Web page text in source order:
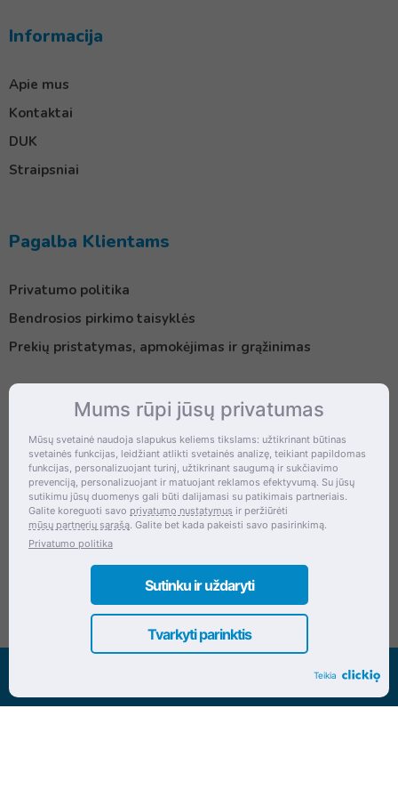
Informacija
Apie mus
Kontaktai
DUK
Straipsniai
Pagalba Klientams
Privatumo politika
Bendrosios pirkimo taisyklės
Prekių pristatymas, apmokėjimas ir grąžinimas
Kontaktai
Šventupės g. 28, Kaunas, Lietuva
+370 (672) 27 650
info@dokrinesa.lt
MB PETHOMEPEOPLE
Įmonės kodas: 305695822
Visos teisės saugomos www.dokrinesa.lt
Mums rūpi jūsų privatumas
Mūsų svetainė naudoja slapukus keliems tikslams: užtikrinant būtinas
svetainės funkcijas, leidžiant atlikti svetainės analizę, teikiant papildomas
funkcijas, personalizuojant turinį, užtikrinant saugumą ir sukčiavimo
prevenciją, personalizuojant ir matuojant reklamos efektyvumą. Su jūsų
sutikimu jūsų duomenys gali būti dalijamasi su patikimais partneriais.
Galite koreguoti savo privatumo nustatymus ir peržiūrėti
mūsų partnerių sąrašą. Galite bet kada pakeisti savo pasirinkimą.
Privatumo politika
Tvarkyti parinktis
Sutinku ir uždaryti
Teikia